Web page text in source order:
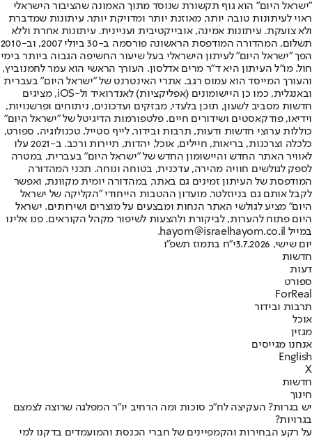
"ישראל היום" הוא גוף תקשורת שנוסד מתוך האמונה שהציבור הישראלי
ראוי לעיתונות טובה יותר, מאוזנת יותר ומדויקת יותר. עיתונות שמדברת
ולא צועקת. עיתונות אמינה, אובייקטיבית ועניינית. עיתונות אחרת וללא
תשלום. המהדורה המודפסת הראשונה פורסמה ב-30 ביולי 2007, וב-2010
הפך "ישראל היום" לעיתון הישראלי בעל שיעור החשיפה הגבוה ביותר בימי
חול. מו"ל העיתון היא ד"ר מרים אדלסון. העורך הראשי הוא עמר לחמנוביץ,
והעורך המייסד הוא עמוס רגב. אתרי האינטרנט של "ישראל היום" בעברית
ובאנגלית, כמו כן היישומונים (אפליקציות) לאנדרואיד ול-iOS, מציגים
חדשות מסביב לשעון, תוכן בלעדי, מבזקים ועדכונים, ניתוחים ופרשנויות,
וידיאו, פודקאסטים ושידורים חיים. פלטפורמות הדיגיטל של "ישראל היום"
כוללות ערוצי חדשות ודעות, תרבות ובידור, לייף סטייל, טכנולוגיה, ספורט,
כלכלה וצרכנות, בריאות, חיילים, אוכל, יהדות, תיירות ורכב. ב-2021 עלו
לאוויר האתר החדש והיישומון החדש של "ישראל היום" בעברית, במטרה
לספק לגולשים חוויה מהירה, עדכנית, בטוחה ונוחה. תכני המהדורה
המודפסת של העיתון זמינים גם באתר, במהדורה יומית מקוונת, ואפשר
לקבל אותם גם בניוזלטר. מועדון ההטבות הייחודי "הקליקה של ישראל
היום" מציע לגולשי האתר הנחות ומבצעים על מוצרים ושירותים. ישראל
היום פתוח להערות, לביקורת ולהצעות לשיפור מקהל הקוראים. פנו אלינו
במייל hayom@israelhayom.co.il.
יום שישי, 3.7.2026
י"ח בתמוז תשפ"ו
חדשות
דעות
ספורט
ForReal
תרבות ובידור
אוכל
מגזין
אנחנו מגייסים
English
X
חדשות
חינוך
יש בגרות? העקיצה לח"כ סוכות ומה הרחיב יו"ר המפלגה שרוצה לצמצם
בגרויות?
על רקע הבחירות והקמפיינים של חברי הכנסת והמועמדים בדקנו למי